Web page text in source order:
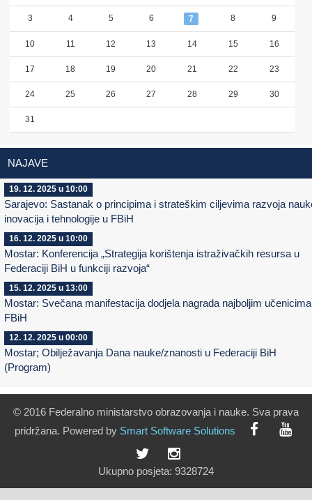
3 4 5 6 7 8 9
10 11 12 13 14 15 16
17 18 19 20 21 22 23
24 25 26 27 28 29 30
31
NAJAVE
19. 12. 2025 u 10:00
Sarajevo: Sastanak o principima i strateškim ciljevima razvoja
inovacija i tehnologije u FBiH
16. 12. 2025 u 10:00
Mostar: Konferencija „Strategija korištenja istraživačkih resursa u
Federaciji BiH u funkciji razvoja“
15. 12. 2025 u 13:00
Mostar: Svečana manifestacija dodjela nagrada najboljim
FBiH
12. 12. 2025 u 00:00
Mostar; Obilježavanja Dana nauke/znanosti u Federaciji BiH
(Program)
© 2016 Federalno ministarstvo obrazovanja i nauke. Sva prava
pridržana. Powered by Smart Software Solutions
Ukupno posjeta: 9328724